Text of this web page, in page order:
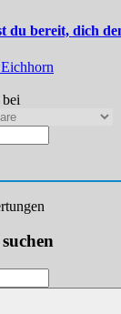
du bereit, dich